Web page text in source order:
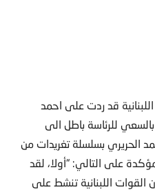
قد ردت على احمد
للرئاسة باطل الى
الحريري بسلسلة تغريدات من
على التالي: “أولا، لقد
القوات اللبنانية تنشط على